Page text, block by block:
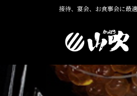
接待、宴会、お食事会に最適